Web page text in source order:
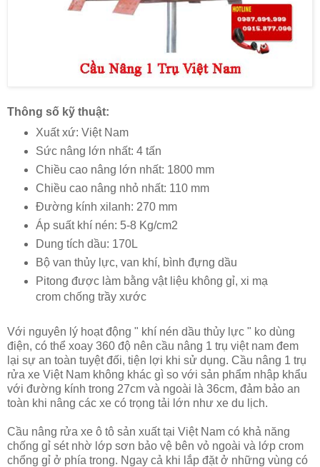
Thông số kỹ thuật:
Xuất xứ: Việt Nam
Sức nâng lớn nhất: 4 tấn
Chiều cao nâng lớn nhất: 1800 mm
Chiều cao nâng nhỏ nhất: 110 mm
Đường kính xilanh: 270 mm
Áp suất khí nén: 5-8 Kg/cm2
Dung tích dầu: 170L
Bộ van thủy lực, van khí, bình đựng dầu
Pitong được làm bằng vật liệu không gỉ, xi mạ
crom chống trầy xước
Với nguyên lý hoạt động " khí nén dầu thủy lực " ko dùng
điện, có thể xoay 360 độ nên cầu nâng 1 trụ việt nam đem
lại sự an toàn tuyệt đối, tiện lợi khi sử dụng. Cầu nâng 1 trụ
rửa xe Việt Nam không khác gì so với sản phẩm nhập khẩu
với đường kính trong 27cm và ngoài là 36cm, đảm bảo an
toàn khi nâng các xe có trọng tải lớn như xe du lịch.
Cầu nâng rửa xe ô tô sản xuất tại Việt Nam có khả năng
chống gỉ sét nhờ lớp sơn bảo vệ bên vỏ ngoài và lớp crom
chổng gỉ ở phía trong. Ngay cả khi lắp đặt ở những vùng có